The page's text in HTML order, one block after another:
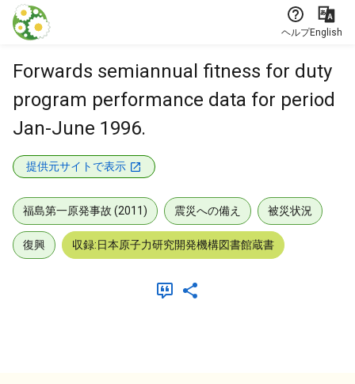
本文に飛ぶ
ヘルプEnglish
Forwards semiannual fitness for duty
program performance data for period
Jan-June 1996.
提供元サイトで表示
福島第一原発事故 (2011) 震災への備え 被災状況
復興 収録:日本原子力研究開発機構図書館蔵書